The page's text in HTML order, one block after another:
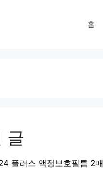
홈
글
플러스 액정보호필름 2매